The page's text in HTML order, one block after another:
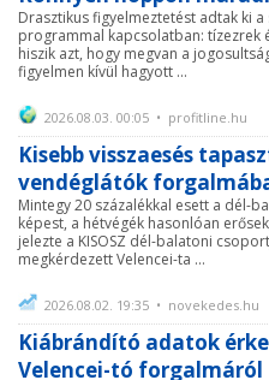
Drasztikus figyelmeztetést adtak ki
programmal kapcsolatban: tízezrek
hiszik azt, hogy megvan a
figyelmen kívül hagyott ...
2026.08.03. 00:05 • profitline.hu
Kisebb visszaesés
vendéglátók
Mintegy 20 százalékkal esett a dél-
képest, a hétvégék hasonlóan
jelezte a KISOSZ dél-balatoni
megkérdezett Velencei-ta ...
2026.08.02. 19:35 • novekedes.hu
Kiábrándító adatok
Velencei-tó forgalmáról